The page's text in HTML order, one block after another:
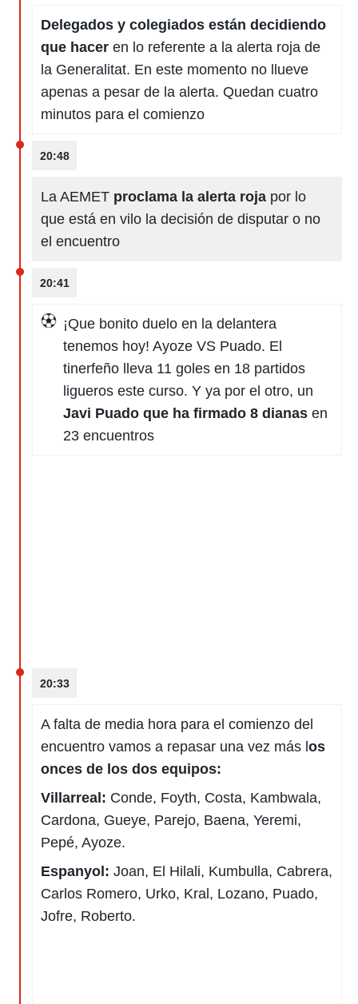
Delegados y colegiados están decidiendo
que hacer en lo referente a la alerta roja de
la Generalitat. En este momento no llueve
apenas a pesar de la alerta. Quedan cuatro
minutos para el comienzo
20:48
La AEMET proclama la alerta roja por lo
que está en vilo la decisión de disputar o no
el encuentro
20:41
¡Que bonito duelo en la delantera
tenemos hoy! Ayoze VS Puado. El
tinerfeño lleva 11 goles en 18 partidos
ligueros este curso. Y ya por el otro, un
Javi Puado que ha firmado 8 dianas en
23 encuentros
20:33
A falta de media hora para el comienzo del
encuentro vamos a repasar una vez más l os
onces de los dos equipos:
Villarreal: Conde, Foyth, Costa, Kambwala,
Cardona, Gueye, Parejo, Baena, Yeremi,
Pepé, Ayoze.
Espanyol: Joan, El Hilali, Kumbulla, Cabrera,
Carlos Romero, Urko, Kral, Lozano, Puado,
Jofre, Roberto.